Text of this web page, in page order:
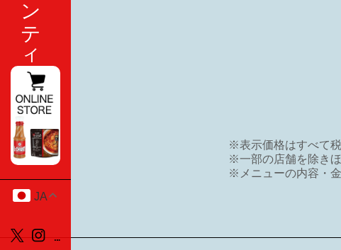
JA
※表示価格はすべて税
※一部の店舗を除き
※メニューの内容・